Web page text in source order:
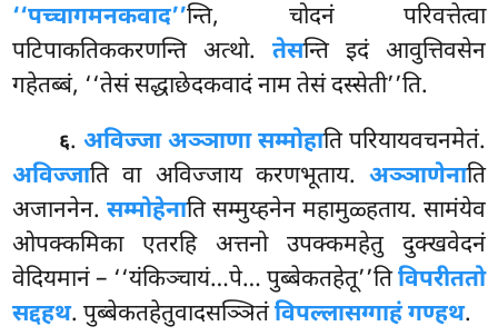
‘‘पच्चागमनकवाद’’न्ति, चोदनं परिवत्तेत्वा
पटिपाकतिककरणन्ति अत्थो. तेसन्ति इदं आवुत्तिवसेन
गहेतब्बं, ‘‘तेसं सद्धाछेदकवादं नाम तेसं दस्सेती’’ति.
६. अविज्जा अञ्ञाणा सम्मोहाति परियायवचनमेतं.
अविज्जाति वा अविज्जाय करणभूताय. अञ्ञाणेनाति
अजाननेन.सम्मोहेनाति सम्मुय्हनेन महामुळ्हताय. सामंयेव
ओपक्कमिका एतरहि अत्तनो उपक्कमहेतु दुक्खवेदनं
वेदियमानं – ‘‘यंकिञ्चायं…पे… पुब्बेकतहेतू’’तिविपरीततो
सद्दहथ. पुब्बेकतहेतुवादसञ्ञितंविपल्लासग्गाहं गण्हथ.